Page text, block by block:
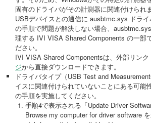
固有のドライバがその計測器に関連付けられ
USBデバイスとの通信に ausbtmc.sys ドラ
の手順で問題が解決しない場合、
理する IVI VISA Shared Components の一部
ださい。
IVI VISA Shared Componentsは、外部リンク
ジから直接ダウンロードできます。
ドライバタイプ（USB Test and
イスに関連付けられていないことにある可能
の手順を実施してください。
手順4で表示される「Update Driver
Browse my computer for driver software